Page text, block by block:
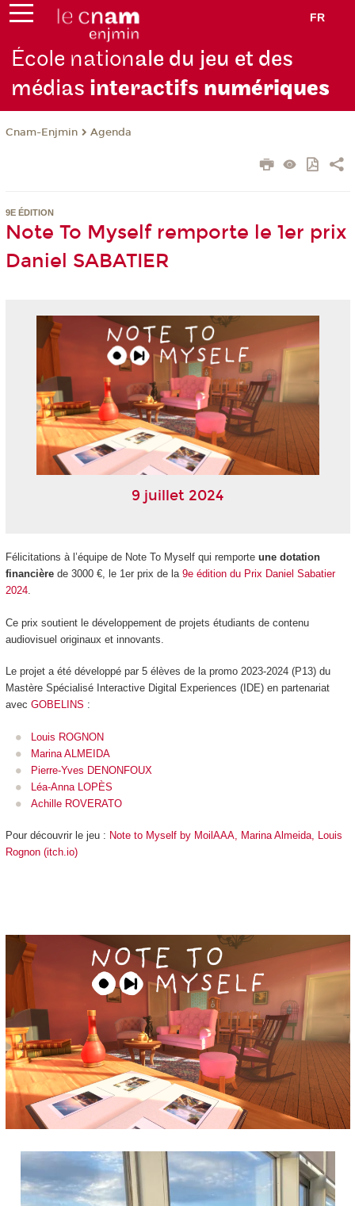
FR
École nationale du jeu et des
médias interactifs numériques
Cnam-Enjmin Agenda
9E ÉDITION
Note To Myself remporte le 1er prix
Daniel SABATIER
9 juillet 2024
Félicitations à l’équipe de Note To Myself qui remporte une dotation
financièrede 3000 €, le 1erprix de la 9e édition du Prix Daniel Sabatier
2024.
Ce prix soutient le développement de projets étudiants de contenu
audiovisuel originaux et innovants.
Le projet a été développé par 5 élèves de la promo 2023-2024 (P13) du
Mastère Spécialisé Interactive Digital Experiences (IDE) en partenariat
avec GOBELINS :
Louis ROGNON
Marina ALMEIDA
Pierre-Yves DENONFOUX
Léa-Anna LOPÈS
Achille ROVERATO
Pour découvrir le jeu : Note to Myself by MoilAAA, Marina Almeida, Louis
Rognon (itch.io)